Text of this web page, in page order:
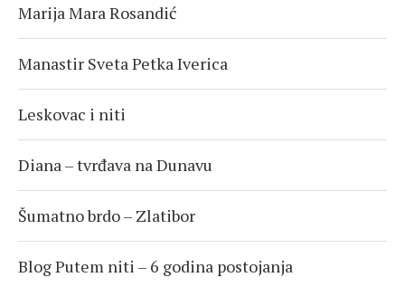
Marija Mara Rosandić
Manastir Sveta Petka Iverica
Leskovac i niti
Diana – tvrđava na Dunavu
Šumatno brdo – Zlatibor
Blog Putem niti – 6 godina postojanja